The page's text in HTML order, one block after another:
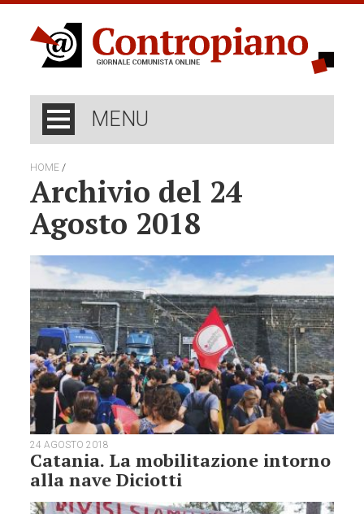
MENU
HOME /
Archivio del 24
Agosto 2018
24 AGOSTO 2018
Catania. La mobilitazione intorno
alla nave Diciotti